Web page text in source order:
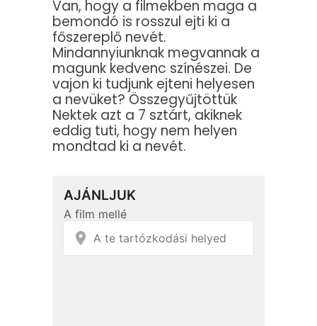
Van, hogy a filmekben maga a
bemondó is rosszul ejti ki a
főszereplő nevét.
Mindannyiunknak megvannak a
magunk kedvenc színészei. De
vajon ki tudjunk ejteni helyesen
a nevüket? Összegyűjtöttük
Nektek azt a 7 sztárt, akiknek
eddig tuti, hogy nem helyen
mondtad ki a nevét.